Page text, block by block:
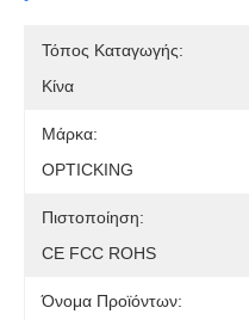
Τόπος Καταγωγής:
Κίνα
Μάρκα:
OPTICKING
Πιστοποίηση:
CE FCC ROHS
Όνομα Προϊόντων: